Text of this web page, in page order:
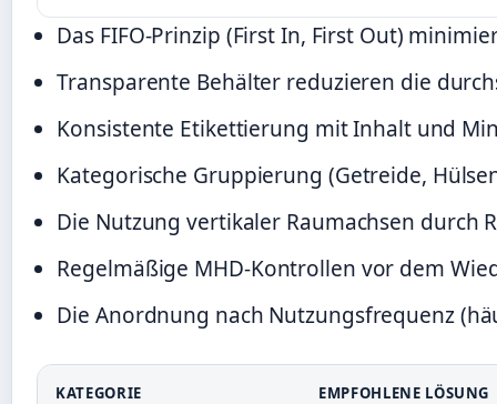
Das FIFO-Prinzip (First In, First Out)
Transparente Behälter reduzieren die
Konsistente Etikettierung mit Inhalt und
Kategorische Gruppierung (Getreide,
Die Nutzung vertikaler Raumachsen durch
Regelmäßige MHD-Kontrollen vor dem
Die Anordnung nach Nutzungsfrequenz
KATEGORIE EMPFOHLENE LÖSUNG